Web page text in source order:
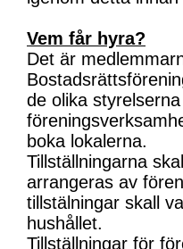
Vem får hyra?
Det är
de olika
boka lokalerna.
Tillställningarna
arrangeras av
tillstälningar skall
hushållet.
Tillställningar för